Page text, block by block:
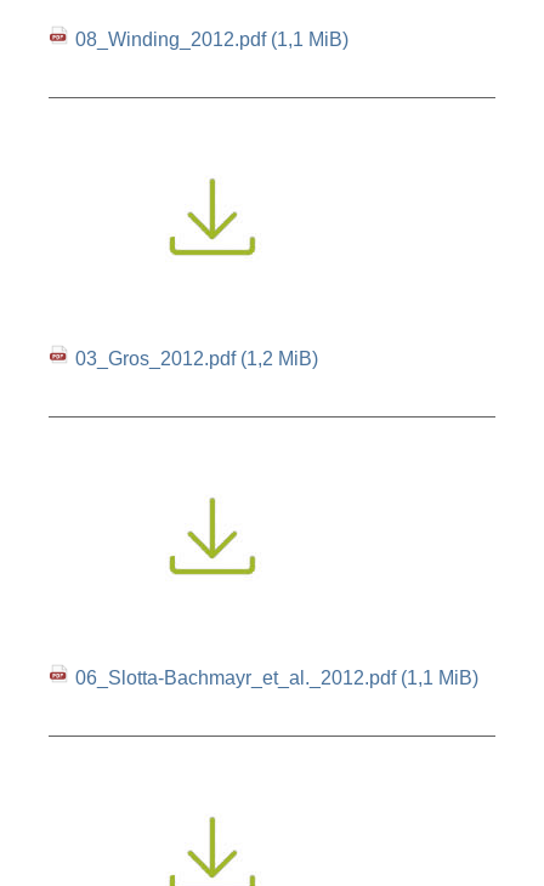
08_Winding_2012.pdf (1,1 MiB)
03_Gros_2012.pdf (1,2 MiB)
06_Slotta-Bachmayr_et_al._2012.pdf (1,1 MiB)